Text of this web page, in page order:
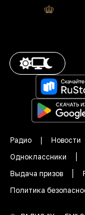
Радио Новости
Одноклассники
Выдача призов
Политика